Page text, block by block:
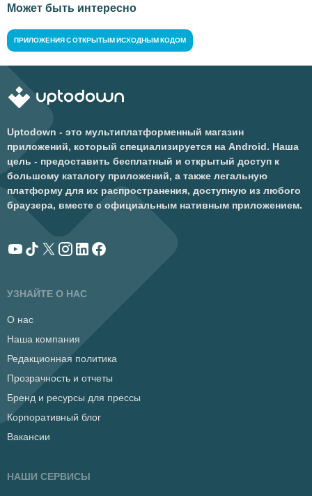
Может быть интересно
ПРИЛОЖЕНИЯ С ОТКРЫТЫМ ИСХОДНЫМ КОДОМ
Uptodown - это мультиплатформенный магазин
приложений, который специализируется на Android. Наша
цель - предоставить бесплатный и открытый доступ к
большому каталогу приложений, а также легальную
платформу для их распространения, доступную из любого
браузера, вместе с официальным нативным приложением.
УЗНАЙТЕ О НАС
О нас
Наша компания
Редакционная политика
Прозрачность и отчеты
Бренд и ресурсы для прессы
Корпоративный блог
Вакансии
НАШИ СЕРВИСЫ